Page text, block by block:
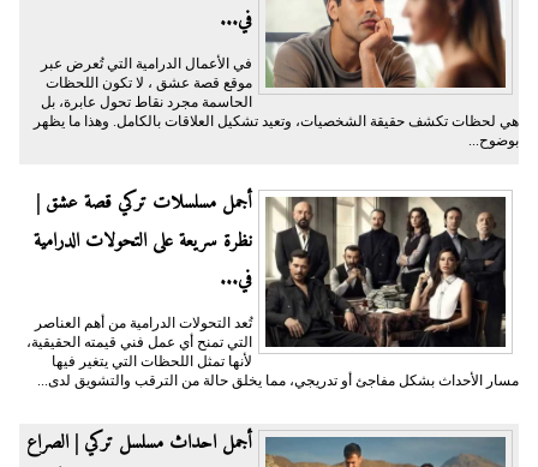
في...
في الأعمال الدرامية التي تُعرض عبر
موقع قصة عشق ، لا تكون اللحظات
الحاسمة مجرد نقاط تحول عابرة، بل
هي لحظات تكشف حقيقة الشخصيات، وتعيد تشكيل العلاقات بالكامل. وهذا ما يظهر
بوضوح...
أجمل مسلسلات تركي قصة عشق |
نظرة سريعة على التحولات الدرامية
في...
تُعد التحولات الدرامية من أهم العناصر
التي تمنح أي عمل فني قيمته الحقيقية،
لأنها تمثل اللحظات التي يتغير فيها
مسار الأحداث بشكل مفاجئ أو تدريجي، مما يخلق حالة من الترقب والتشويق لدى...
أجمل احداث مسلسل تركي | الصراع